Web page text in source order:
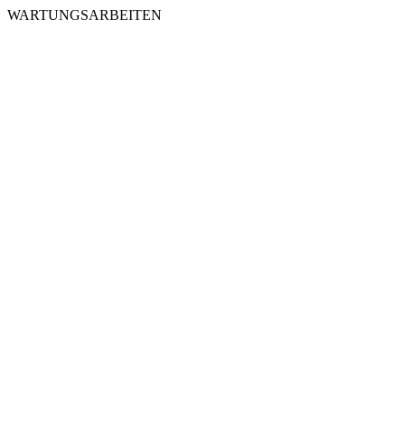
WARTUNGSARBEITEN